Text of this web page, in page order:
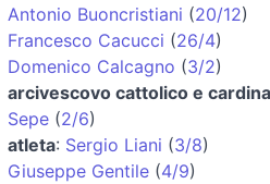
Antonio Buoncristiani (20/12)
Francesco Cacucci (26/4)
Domenico Calcagno (3/2)
arcivescovo cattolico e
Sepe (2/6)
atleta: Sergio Liani (3/8)
Giuseppe Gentile (4/9)